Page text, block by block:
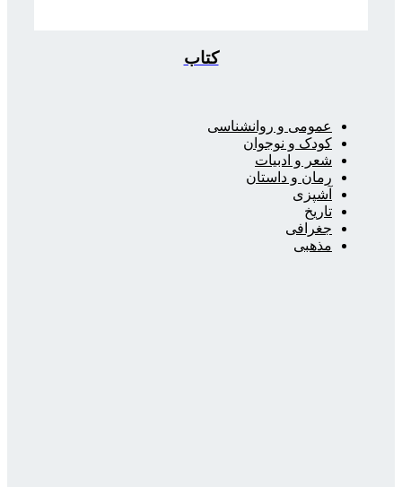
کتاب
عمومی و روانشناسی
کودک و نوجوان
شعر و ادبیات
رمان و داستان
آشپزی
تاریخ
جغرافی
مذهبی